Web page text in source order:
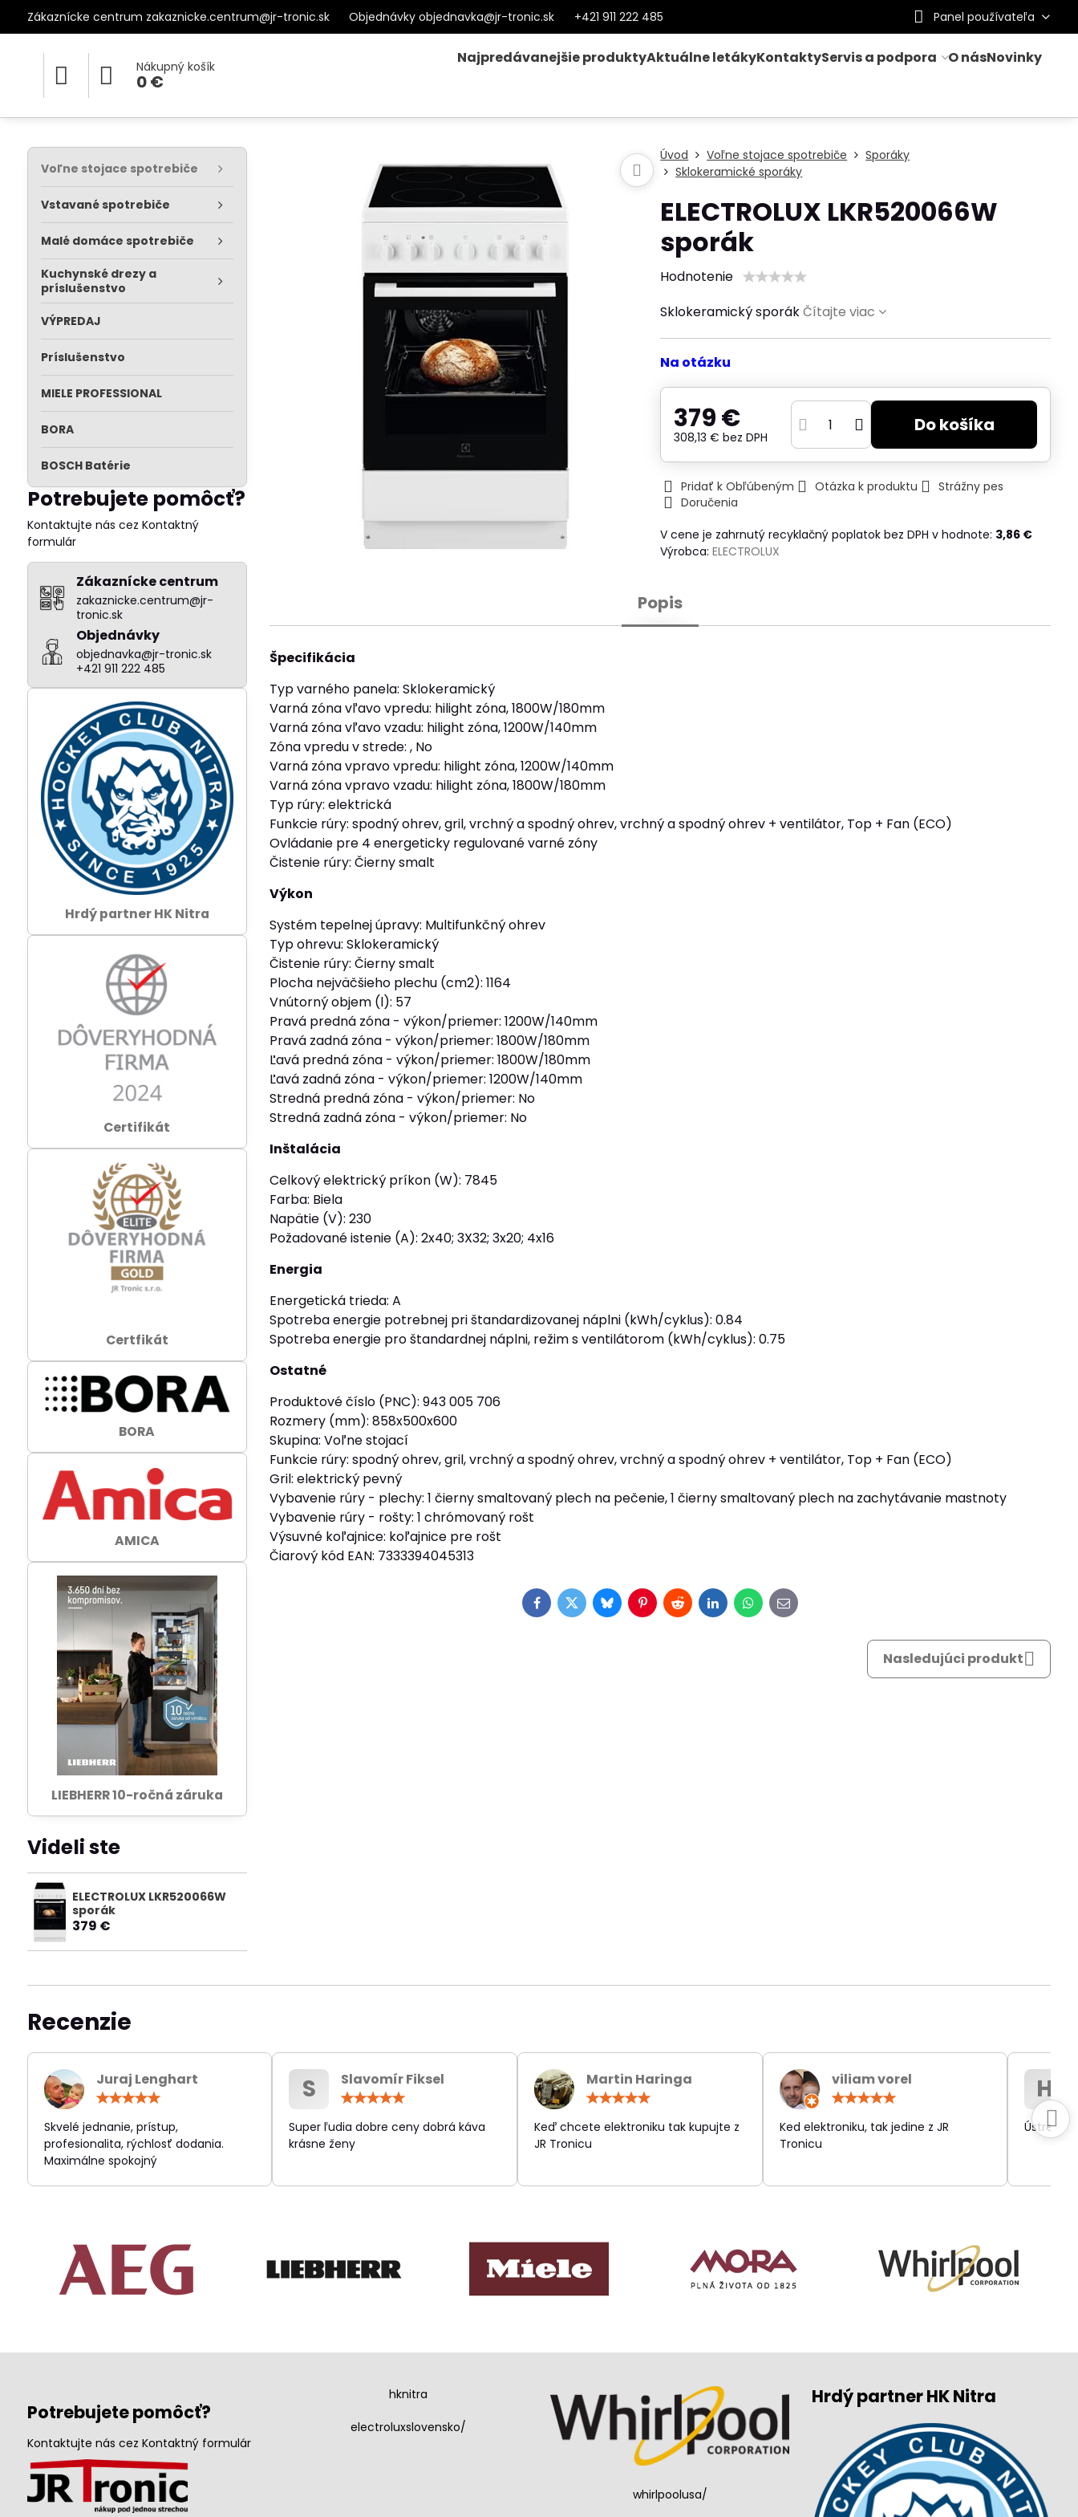
Zákaznícke centrum zakaznicke.centrum@jr-tronic.sk Objednávky objednavka@jr-tronic.sk +421 911 222 485 Panel používateľa
Nákupný košík
0 €
Najpredávanejšie produktyAktuálne letákyKontaktyServis a podpora O násNovinky
Úvod Voľne stojace spotrebiče
Sporáky
Sklokeramické sporáky
ELECTROLUX LKR520066W
sporák
Hodnotenie
Sklokeramický sporákČítajte viac
Na otázku
379 €
308,13 €bez DPH
Do košíka
Pridať k Obľúbeným Otázka k produktu
Strážny pes
Doručenia
V cene je zahrnutý recyklačný poplatok bez DPH v hodnote: 3,86 €
Výrobca:ELECTROLUX
Popis
Špecifikácia
Typ varného panela: Sklokeramický
Varná zóna vľavo vpredu: hilight zóna, 1800W/180mm
Varná zóna vľavo vzadu: hilight zóna, 1200W/140mm
Zóna vpredu v strede: , No
Varná zóna vpravo vpredu: hilight zóna, 1200W/140mm
Varná zóna vpravo vzadu: hilight zóna, 1800W/180mm
Typ rúry: elektrická
Funkcie rúry: spodný ohrev, gril, vrchný a spodný ohrev, vrchný a spodný ohrev + ventilátor, Top + Fan (ECO)
Ovládanie pre 4 energeticky regulované varné zóny
Čistenie rúry: Čierny smalt
Výkon
Systém tepelnej úpravy: Multifunkčný ohrev
Typ ohrevu: Sklokeramický
Čistenie rúry: Čierny smalt
Plocha nejväčšieho plechu (cm2): 1164
Vnútorný objem (l): 57
Pravá predná zóna - výkon/priemer: 1200W/140mm
Pravá zadná zóna - výkon/priemer: 1800W/180mm
Ľavá predná zóna - výkon/priemer: 1800W/180mm
Ľavá zadná zóna - výkon/priemer: 1200W/140mm
Stredná predná zóna - výkon/priemer: No
Stredná zadná zóna - výkon/priemer: No
Inštalácia
Celkový elektrický príkon (W): 7845
Farba: Biela
Napätie (V): 230
Požadované istenie (A): 2x40; 3X32; 3x20; 4x16
Energia
Energetická trieda: A
Spotreba energie potrebnej pri štandardizovanej náplni (kWh/cyklus): 0.84
Spotreba energie pro štandardnej náplni, režim s ventilátorom (kWh/cyklus): 0.75
Ostatné
Produktové číslo (PNC): 943 005 706
Rozmery (mm): 858x500x600
Skupina: Voľne stojací
Funkcie rúry: spodný ohrev, gril, vrchný a spodný ohrev, vrchný a spodný ohrev + ventilátor, Top + Fan (ECO)
Gril: elektrický pevný
Vybavenie rúry - plechy: 1 čierny smaltovaný plech na pečenie, 1 čierny smaltovaný plech na zachytávanie mastnoty
Vybavenie rúry - rošty: 1 chrómovaný rošt
Výsuvné koľajnice: koľajnice pre rošt
Čiarový kód EAN: 7333394045313
Facebook
TwitterBlueskyPinterest
RedditLinkedInWhatsApp
E-
mail
Nasledujúci produkt
Voľne stojace spotrebiče
Vstavané spotrebiče
Malé domáce spotrebiče
Kuchynské drezy a
príslušenstvo
VÝPREDAJ
Príslušenstvo
MIELE PROFESSIONAL
BORA
BOSCH Batérie
Potrebujete pomôcť?
Kontaktujte nás cez Kontaktný
formulár
Zákaznícke centrum
zakaznicke.centrum@jr-
tronic.sk
Objednávky
objednavka@jr-tronic.sk
+421 911 222 485
Hrdý partner HK Nitra
Certifikát
Certfikát
BORA
AMICA
LIEBHERR 10-ročná záruka
Videli ste
ELECTROLUX LKR520066W
sporák
379 €
Recenzie
Juraj Lenghart
Skvelé jednanie, prístup,
profesionalita, rýchlosť dodania.
Maximálne spokojný
S
Slavomír Fiksel
/
5
Super ľudia dobre ceny dobrá káva
krásne ženy
Martin Haringa
/
5
Keď chcete elektroniku tak kupujte z
JR Tronicu
viliam vorel
/
5
Ked elektroniku, tak jedine z JR
Tronicu
H
Potrebujete pomôcť?
Kontaktujte nás cez Kontaktný formulár
hknitra
electroluxslovensko/
whirlpoolusa/
Hrdý partner HK Nitra